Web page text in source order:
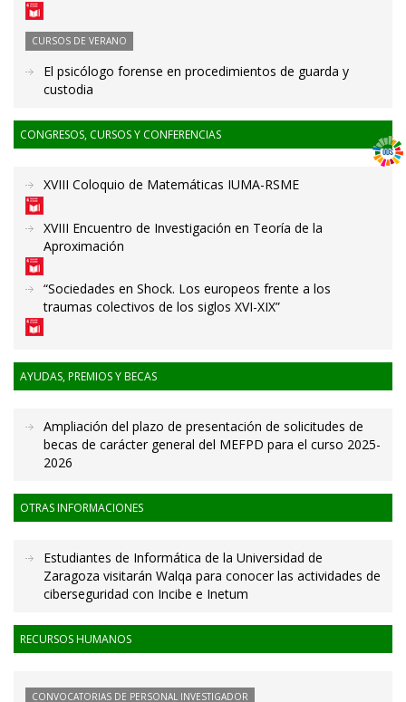
CURSOS DE VERANO
El psicólogo forense en procedimientos de guarda y
custodia
CONGRESOS, CURSOS Y CONFERENCIAS
XVIII Coloquio de Matemáticas IUMA-RSME
XVIII Encuentro de Investigación en Teoría de la
Aproximación
“Sociedades en Shock. Los europeos frente a los
traumas colectivos de los siglos XVI-XIX”
AYUDAS, PREMIOS Y BECAS
Ampliación del plazo de presentación de solicitudes de
becas de carácter general del MEFPD para el curso 2025-
2026
OTRAS INFORMACIONES
Estudiantes de Informática de la Universidad de
Zaragoza visitarán Walqa para conocer las actividades de
ciberseguridad con Incibe e Inetum
RECURSOS HUMANOS
CONVOCATORIAS DE PERSONAL INVESTIGADOR